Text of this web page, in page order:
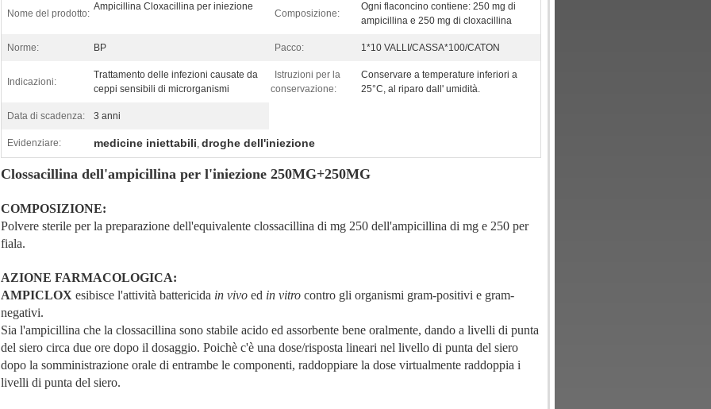
Nome del prodotto:
Ampicillina Cloxacillina per iniezione
Composizione:
Ogni flaconcino contiene: 250 mg di
ampicillina e 250 mg di cloxacillina
Norme: BP Pacco: 1*10 VALLI/CASSA*100/CATON
Indicazioni:
Trattamento delle infezioni causate da
ceppi sensibili di microrganismi
Istruzioni per la
conservazione:
Conservare a temperature inferiori a
25°C, al riparo dall' umidità.
Data di scadenza: 3 anni
Evidenziare: medicine iniettabili, droghe dell'iniezione
Clossacillina dell'ampicillina per l'iniezione 250MG+250MG
COMPOSIZIONE:
Polvere sterile per la preparazione dell'equivalente clossacillina di mg 250 dell'ampicillina di mg e 250 per
fiala.
AZIONE FARMACOLOGICA:
AMPICLOX esibisce l'attività battericida in vivo ed in vitro contro gli organismi gram-positivi e gram-
negativi.
Sia l'ampicillina che la clossacillina sono stabile acido ed assorbente bene oralmente, dando a livelli di punta
del siero circa due ore dopo il dosaggio. Poichè c'è una dose/risposta lineari nel livello di punta del siero
dopo la somministrazione orale di entrambe le componenti, raddoppiare la dose virtualmente raddoppia i
livelli di punta del siero.